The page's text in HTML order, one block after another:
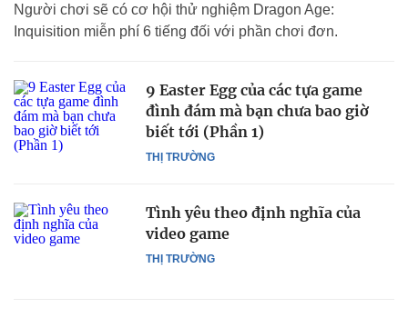
Người chơi sẽ có cơ hội thử nghiệm Dragon Age:
Inquisition miễn phí 6 tiếng đối với phần chơi đơn.
THỊ TRƯỜNG
9 Easter Egg của các tựa game
đình đám mà bạn chưa bao giờ
biết tới (Phần 1)
THỊ TRƯỜNG
Tình yêu theo định nghĩa của
video game